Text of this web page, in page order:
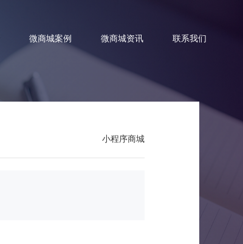
微商城案例 微商城资讯 联系我们
小程序商城